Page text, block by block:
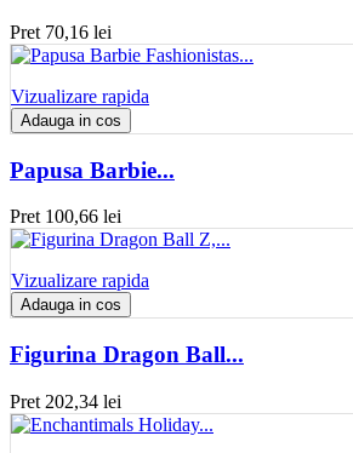
Pret 70,16 lei
Vizualizare rapida
Adauga in cos
Papusa Barbie...
Pret 100,66 lei
Vizualizare rapida
Adauga in cos
Figurina Dragon Ball...
Pret 202,34 lei